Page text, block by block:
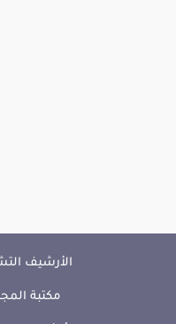
الأرشيف
مكتبة